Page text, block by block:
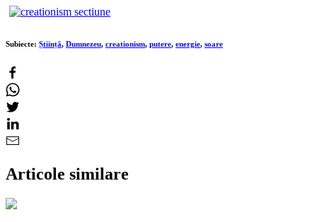
Subiecte: Știință, Dumnezeu, creationism, putere, energie, soare
Articole similare